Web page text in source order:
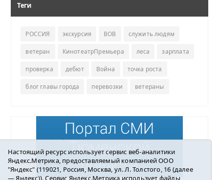
Теги
РОССИЯ экскурсия ВОВ служить людям
ветеран КинотеатрПремьера леса зарплата
проверка дебют Война точка роста
блог главы города перевозки ветераны
Настоящий ресурс использует сервис веб-аналитики
Яндекс.Метрика, предоставляемый компанией ООО
"Яндекс" (119021, Россия, Москва, ул. Л. Толстого, 16 (далее
— Яндекс)). Сервис Яндекс.Метрика использует файлы